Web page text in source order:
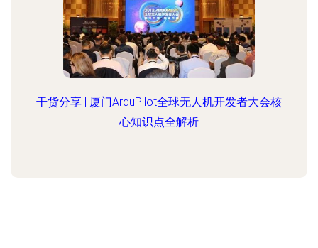
干货分享 | 厦门ArduPilot全球无人机开发者大会核
心知识点全解析